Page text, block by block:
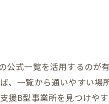
式一覧を活用するのが
、一覧から通いやすい場
援B型事業所を見つけや